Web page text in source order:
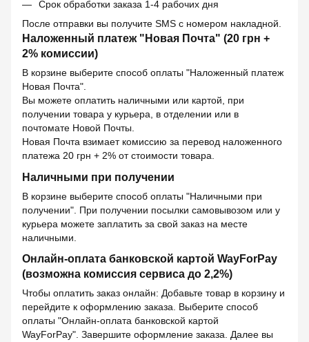
Срок обработки заказа 1-4 рабочих дня
После отправки вы получите SMS с номером накладной.
Наложенный платеж "Новая Почта" (20 грн +
2% комиссии)
В корзине выберите способ оплаты "Наложенный платеж
Новая Почта".
Вы можете оплатить наличными или картой, при
получении товара у курьера, в отделении или в
почтомате Новой Почты.
Новая Почта взимает комиссию за перевод наложенного
платежа 20 грн + 2% от стоимости товара.
Наличными при получении
В корзине выберите способ оплаты "Наличными при
получении". При получении посылки самовывозом или у
курьера можете заплатить за свой заказ на месте
наличными.
Онлайн-оплата банковской картой WayForPay
(возможна комиссия сервиса до 2,2%)
Чтобы оплатить заказ онлайн: Добавьте товар в корзину и
перейдите к оформлению заказа. Выберите способ
оплаты "Онлайн-оплата банковской картой
WayForPay". Завершите оформление заказа. Далее вы